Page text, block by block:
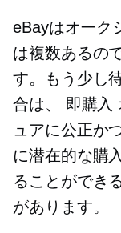
eBayはオーク
は複数あるの
す。もう少し
合は、 即購入
ュアに公正か
に潜在的な購
ることができ
があります。